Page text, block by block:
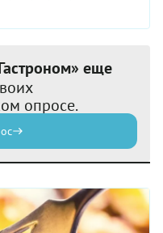
еще
опросе.